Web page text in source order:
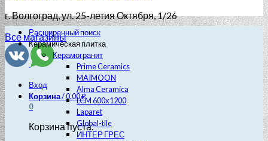
г. Волгоград, ул. 25-летия Октября, 1/26
Все магазины
Вход
Корзина/0.00₽
0
Корзина пуста.
Расширенный поиск
Керамическая плитка
Керамогранит
Prime Ceramics
MAIMOON
Alma Ceramica
LCM 600х1200
Laparet
Global-tile
ИНТЕР ГРЕС